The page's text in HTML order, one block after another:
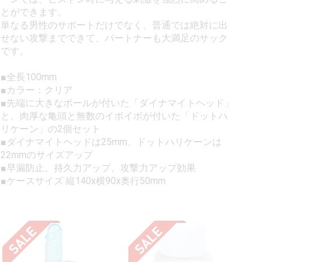
とができます。
単なる男性のサポートだけでなく、普通では絶対に出
せない攻撃までできて、パートナーも大満足のサック
です。
■全長100mm
■カラー：クリア
■先端に大きなボールが付いた「ダイナマイトヘッド」
と、肉厚な亀頭と無数のイボイボが付いた「ドットハ
リケーン」の2個セット
■ダイナマイトヘッドは25mm、ドットハリケーンは
22mmのサイズアップ
■早漏防止、持久力アップ、攻撃力アップ効果
■ケースサイズ 縦140x横90x奥行50mm